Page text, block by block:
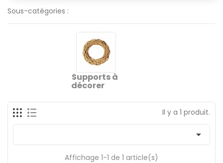
Sous-catégories :
Supports à
décorer
Il y a 1 produit.

Affichage 1-1 de 1 article(s)